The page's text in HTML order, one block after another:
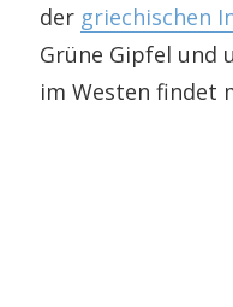
der griechischen
Grüne Gipfel und
im Westen findet